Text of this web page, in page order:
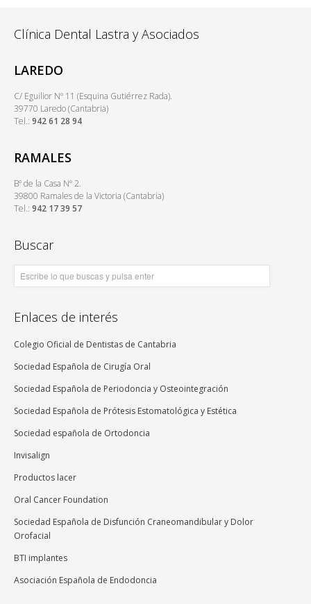
Clínica Dental Lastra y Asociados
LAREDO
C/ Eguilior Nº 11 (Esquina Gutiérrez Rada).
39770 Laredo (Cantabria)
Tel.: 942 61 28 94
RAMALES
Bº de la Casa Nº 2.
39800 Ramales de la Victoria (Cantabria)
Tel.: 942 17 39 57
Buscar
Enlaces de interés
Colegio Oficial de Dentistas de Cantabria
Sociedad Española de Cirugía Oral
Sociedad Española de Periodoncia y Osteointegración
Sociedad Española de Prótesis Estomatológica y Estética
Sociedad española de Ortodoncia
Invisalign
Productos lacer
Oral Cancer Foundation
Sociedad Española de Disfunción Craneomandibular y Dolor
Orofacial
BTI implantes
Asociación Española de Endodoncia